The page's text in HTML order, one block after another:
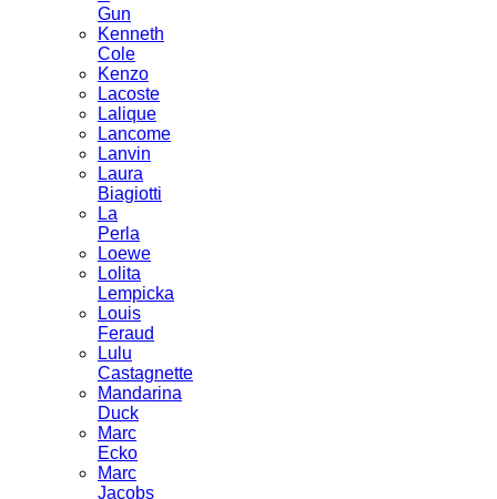
Gun
Kenneth
Cole
Kenzo
Lacoste
Lalique
Lancome
Lanvin
Laura
Biagiotti
La
Perla
Loewe
Lolita
Lempicka
Louis
Feraud
Lulu
Castagnette
Mandarina
Duck
Marc
Ecko
Marc
Jacobs